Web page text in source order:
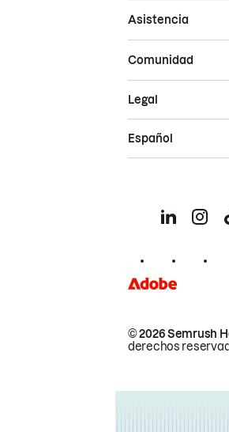
Asistencia
Comunidad
© 2026 Semrush
derechos
Legal
Español